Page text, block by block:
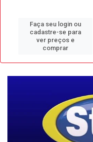
Faça seu login ou
cadastre-se para
ver preços e
comprar